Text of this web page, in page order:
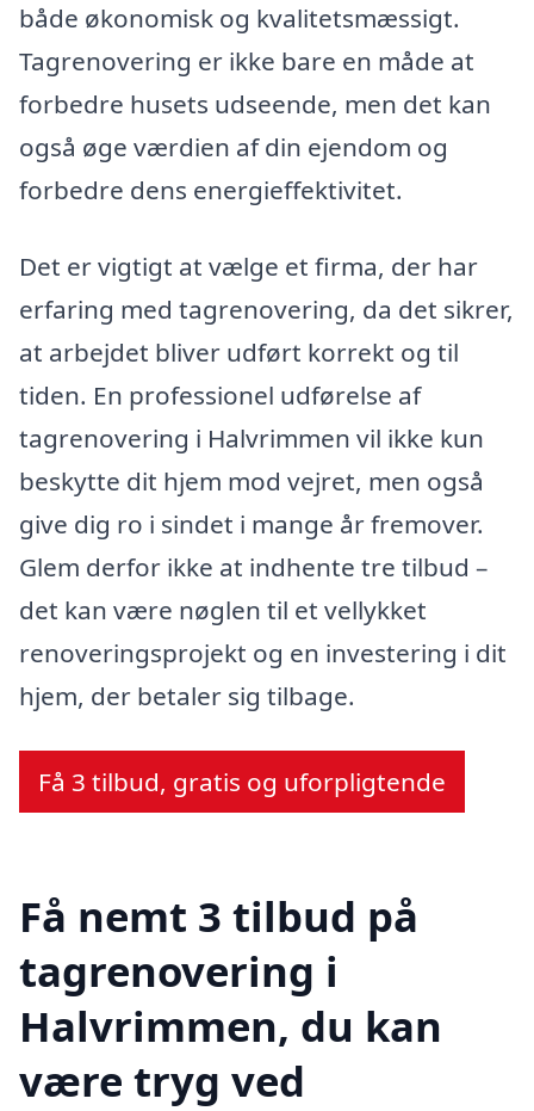
både økonomisk og kvalitetsmæssigt.
Tagrenovering er ikke bare en måde at
forbedre husets udseende, men det kan
også øge værdien af din ejendom og
forbedre dens energieffektivitet.
Det er vigtigt at vælge et firma, der har
erfaring med tagrenovering, da det sikrer,
at arbejdet bliver udført korrekt og til
tiden. En professionel udførelse af
tagrenovering i Halvrimmen vil ikke kun
beskytte dit hjem mod vejret, men også
give dig ro i sindet i mange år fremover.
Glem derfor ikke at indhente tre tilbud –
det kan være nøglen til et vellykket
renoveringsprojekt og en investering i dit
hjem, der betaler sig tilbage.
Få 3 tilbud, gratis og uforpligtende
Få nemt 3 tilbud på
tagrenovering i
Halvrimmen, du kan
være tryg ved